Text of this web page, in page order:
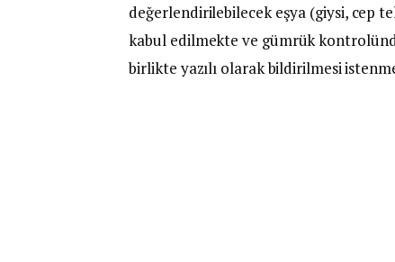
değerlendirilebilecek eşya (giysi, cep
kabul edilmekte ve gümrük
birlikte yazılı olarak bildirilmesi